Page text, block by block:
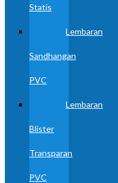
Statis
Lembaran
Sandhangan
PVC
Lembaran
Blister
Transparan
PVC